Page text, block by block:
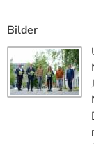
Bilder